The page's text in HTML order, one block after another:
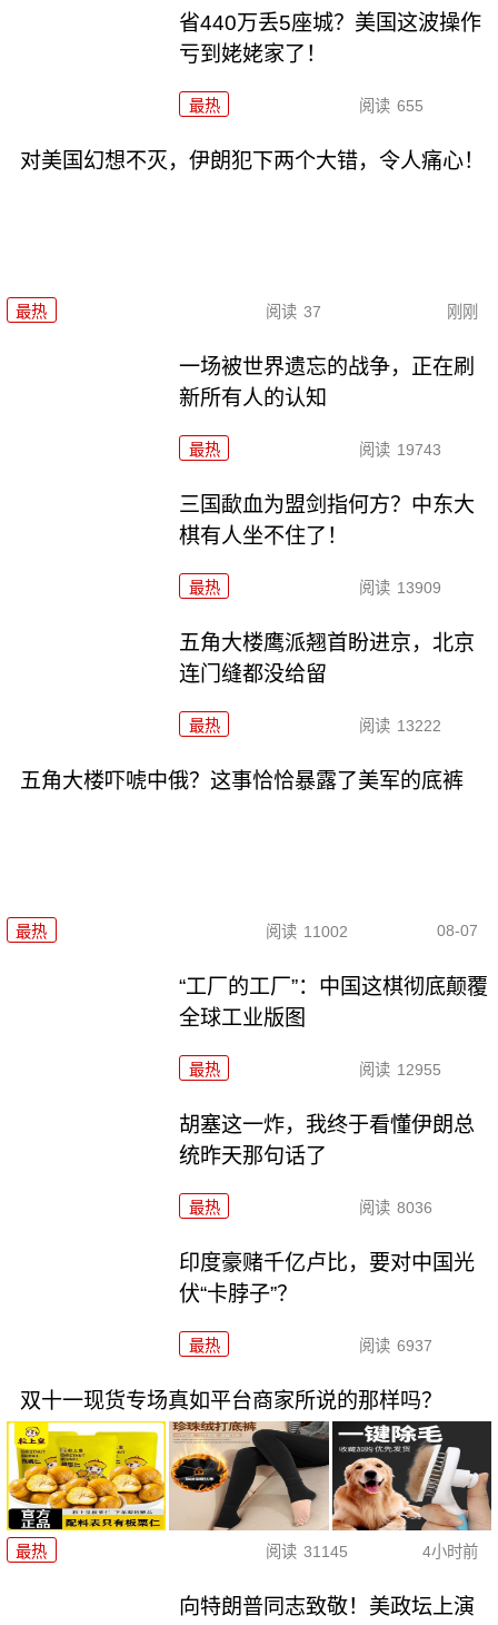
省440万丢5座城？美国这波操作
亏到姥姥家了！
最热 阅读 655
对美国幻想不灭，伊朗犯下两个大错，令人痛心！
最热 阅读 37 刚刚
一场被世界遗忘的战争，正在刷
新所有人的认知
最热 阅读 19743
三国歃血为盟剑指何方？中东大
棋有人坐不住了！
最热 阅读 13909
五角大楼鹰派翘首盼进京，北京
连门缝都没给留
最热 阅读 13222
五角大楼吓唬中俄？这事恰恰暴露了美军的底裤
最热 阅读 11002 08-07
“工厂的工厂”：中国这棋彻底颠覆
全球工业版图
最热 阅读 12955
胡塞这一炸，我终于看懂伊朗总
统昨天那句话了
最热 阅读 8036
印度豪赌千亿卢比，要对中国光
伏“卡脖子”？
最热 阅读 6937
双十一现货专场真如平台商家所说的那样吗？
最热 阅读 31145 4小时前
向特朗普同志致敬！美政坛上演